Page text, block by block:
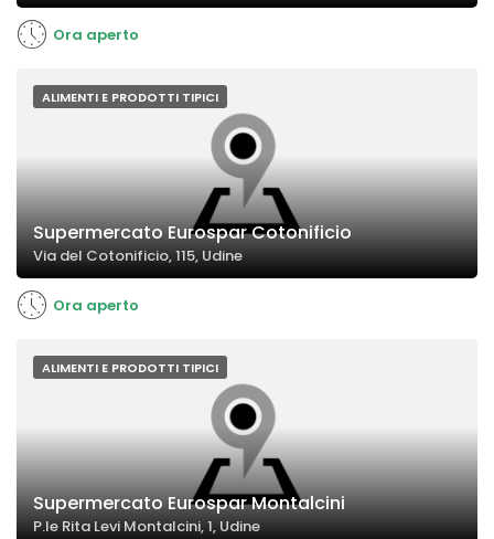
Ora aperto
ALIMENTI E PRODOTTI TIPICI
Supermercato Eurospar Cotonificio
Via del Cotonificio, 115, Udine
Ora aperto
ALIMENTI E PRODOTTI TIPICI
Supermercato Eurospar Montalcini
P.le Rita Levi Montalcini, 1, Udine